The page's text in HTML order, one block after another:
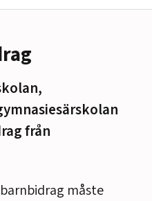
från
måste